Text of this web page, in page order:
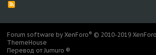
R
Forum software by XenForo® © 2010-2019
ThemeHouse
Перевод от Jumuro ®